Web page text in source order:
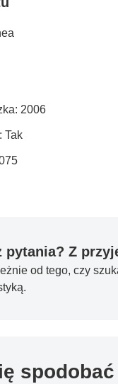
2006
Tak
pytania? Z
od tego, czy
spodobać